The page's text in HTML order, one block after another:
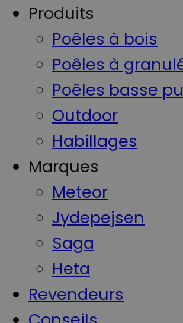
Produits
Poêles à bois
Poêles à
Poêles basse
Outdoor
Habillages
Marques
Meteor
Jydepejsen
Saga
Heta
Revendeurs